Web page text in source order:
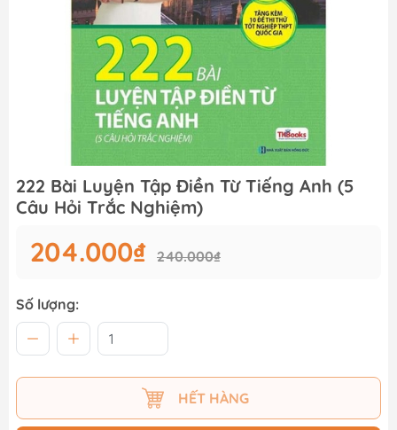
222 Bài Luyện Tập Điền Từ Tiếng Anh (5
Câu Hỏi Trắc Nghiệm)
204.000₫ 240.000₫
Số lượng:
HẾT HÀNG